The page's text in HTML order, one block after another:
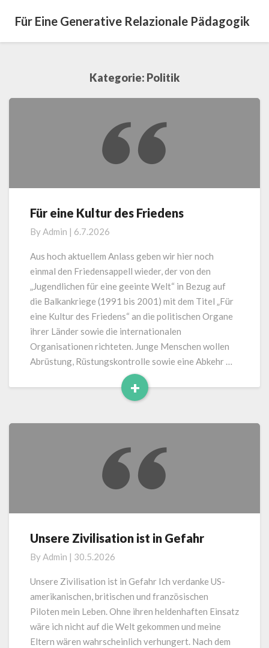
Für Eine Generative Relazionale Pädagogik
Kategorie: Politik
Für
Kultur
des
Für eine Kultur des Friedens
ByAdmin | 6.7.2026
Aus hoch aktuellem Anlass geben wir hier noch
einmal den Friedensappell wieder, der von den
„Jugendlichen für eine geeinte Welt“ in Bezug auf
die Balkankriege (1991 bis 2001) mit dem Titel „Für
eine Kultur des Friedens“ an die politischen Organe
ihrer Länder sowie die internationalen
Organisationen richteten. Junge Menschen wollen
Abrüstung, Rüstungskontrolle sowie eine Abkehr …
+
Read
Unsere
Zivilisation
ist
in
Unsere Zivilisation ist in Gefahr
ByAdmin | 30.5.2026
Unsere Zivilisation ist in Gefahr Ich verdanke US-
amerikanischen, britischen und französischen
Piloten mein Leben. Ohne ihren heldenhaften Einsatz
wäre ich nicht auf die Welt gekommen und meine
Eltern wären wahrscheinlich verhungert. Nach dem